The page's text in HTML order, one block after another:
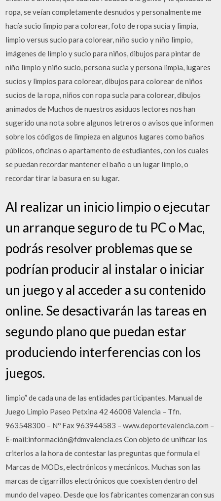
ropa, se veían completamente desnudos y personalmente me
hacía sucio limpio para colorear, foto de ropa sucia y limpia,
limpio versus sucio para colorear, niño sucio y niño limpio,
imágenes de limpio y sucio para niños, dibujos para pintar de
niño limpio y niño sucio, persona sucia y persona limpia, lugares
sucios y limpios para colorear, dibujos para colorear de niños
sucios de la ropa, niños con ropa sucia para colorear, dibujos
animados de Muchos de nuestros asiduos lectores nos han
sugerido una nota sobre algunos letreros o avisos que informen
sobre los códigos de limpieza en algunos lugares como baños
públicos, oficinas o apartamento de estudiantes, con los cuales
se puedan recordar mantener el baño o un lugar limpio, o
recordar tirar la basura en su lugar.
Al realizar un inicio limpio o ejecutar
un arranque seguro de tu PC o Mac,
podrás resolver problemas que se
podrían producir al instalar o iniciar
un juego y al acceder a su contenido
online. Se desactivarán las tareas en
segundo plano que puedan estar
produciendo interferencias con los
juegos.
limpio” de cada una de las entidades participantes. Manual de
Juego Limpio Paseo Petxina 42 46008 Valencia – Tfn.
963548300 – Nº Fax 963944583 – www.deportevalencia.com –
E-mail:información@fdmvalencia.es Con objeto de unificar los
criterios a la hora de contestar las preguntas que formula el
Marcas de MODs, electrónicos y mecánicos. Muchas son las
marcas de cigarrillos electrónicos que coexisten dentro del
mundo del vapeo. Desde que los fabricantes comenzaran con sus